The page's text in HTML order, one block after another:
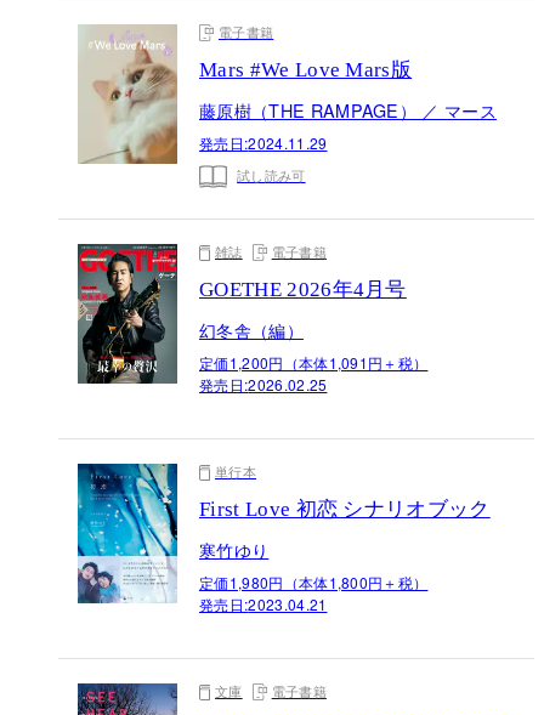
電子書籍
Mars #We Love Mars版
藤原樹（THE RAMPAGE） ／ マース
発売日:2024.11.29
試し読み可
雑誌 電子書籍
GOETHE 2026年4月号
幻冬舎（編）
定価1,200円（本体1,091円＋税）
発売日:2026.02.25
単行本
First Love 初恋 シナリオブック
寒竹ゆり
定価1,980円（本体1,800円＋税）
発売日:2023.04.21
文庫 電子書籍